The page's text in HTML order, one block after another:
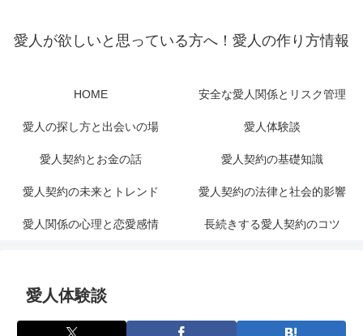
愛人が欲しいと思っている方へ！愛人の作り方情報
HOME 安全な愛人関係とリスク管理
愛人の探し方と出会いの場 愛人体験談
愛人契約とお金の話 愛人契約の基礎知識
愛人契約の未来とトレンド 愛人契約の法律と社会的影響
愛人関係の心理と恋愛感情 長続きする愛人契約のコツ
愛人体験談